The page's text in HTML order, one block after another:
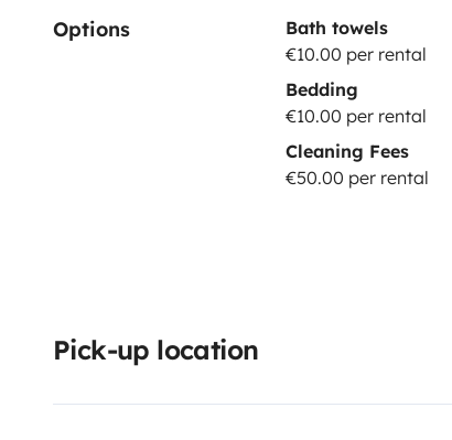
Options
Bath towels
€10.00 per rental
Bedding
€10.00 per rental
Cleaning Fees
€50.00 per rental
Pick-up location